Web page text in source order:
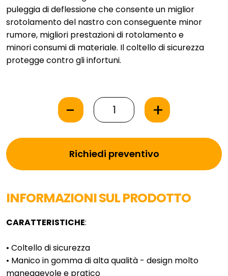
puleggia di deflessione che consente un miglior
srotolamento del nastro con conseguente minor
rumore, migliori prestazioni di rotolamento e
minori consumi di materiale. Il coltello di sicurezza
protegge contro gli infortuni.
dispensatore innovativo per imballaggi da 9,80 €
- +
Richiedi preventivo
INFORMAZIONI SUL PRODOTTO
CARATTERISTICHE:
• Coltello di sicurezza
• Manico in gomma di alta qualità - design molto
maneggevole e pratico